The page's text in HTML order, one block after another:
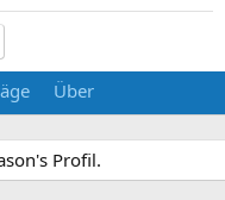
Über
Profil.